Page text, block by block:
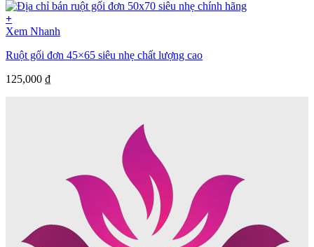
+
Xem Nhanh
Ruột gối đơn 45×65 siêu nhẹ chất lượng cao
125,000 ₫